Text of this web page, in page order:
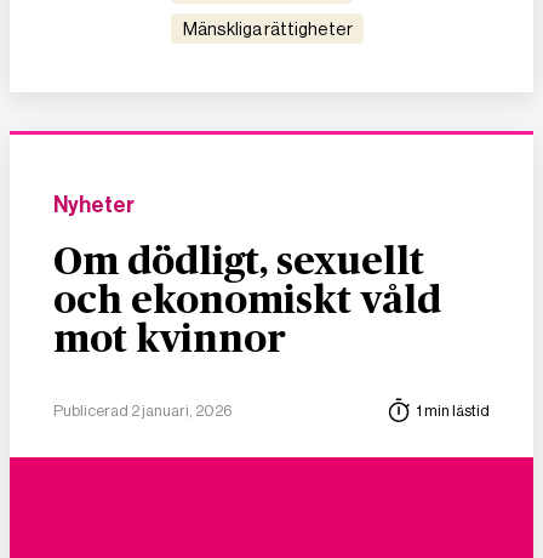
mänskliga rättigheter
Nyheter
Om dödligt, sexuellt
och ekonomiskt våld
mot kvinnor
Publicerad 2 januari, 2026 1 min lästid